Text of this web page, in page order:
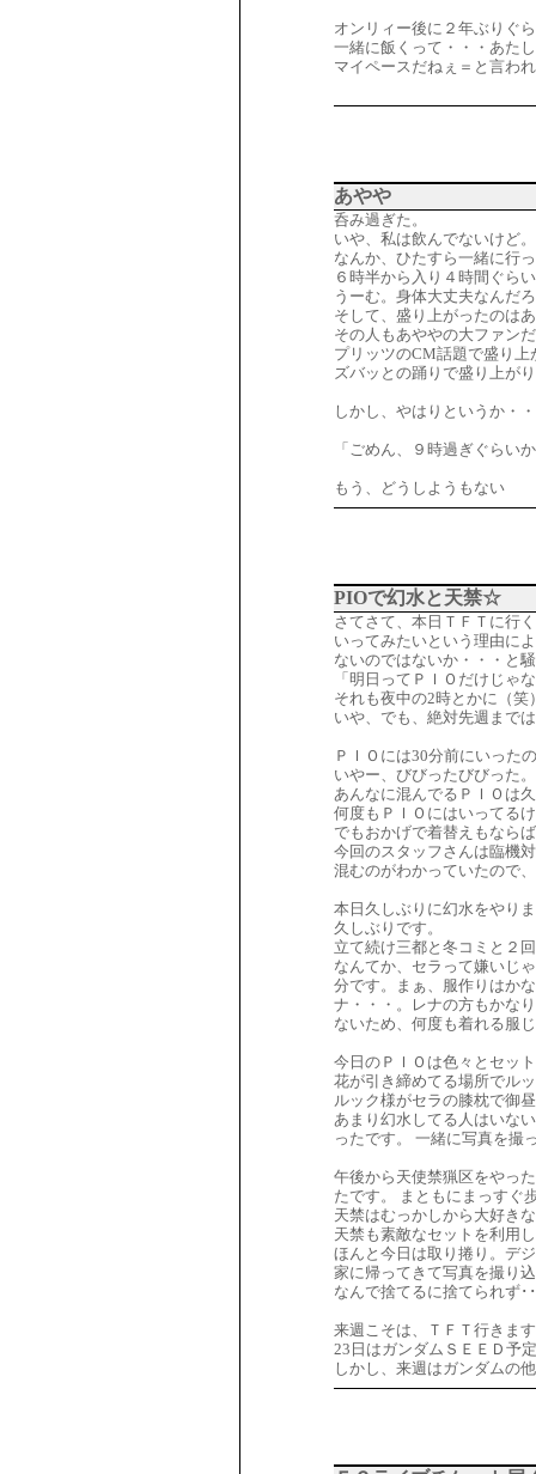
オンリィー後に２年ぶりぐ
一緒に飯くって・・・あた
マイペースだねぇ＝と言わ
あやや
呑み過ぎた。
いや、私は飲んでないけど。
なんか、ひたすら一緒に行
６時半から入り４時間ぐら
うーむ。身体大丈夫なんだ
そして、盛り上がったのは
その人もあややの大ファン
プリッツのCM話題で盛り上
ズバッとの踊りで盛り上が
しかし、やはりというか・
「ごめん、９時過ぎぐらい
もう、どうしようもない
PIOで幻水と天禁☆
さてさて、本日ＴＦＴに行
いってみたいという理由に
ないのではないか・・・と
「明日ってＰＩＯだけじゃ
それも夜中の2時とかに（笑
いや、でも、絶対先週まで
ＰＩＯには30分前にいった
いやー、びびったびびった
あんなに混んでるＰＩＯは
何度もＰＩＯにはいってる
でもおかげで着替えもなら
今回のスタッフさんは臨機
混むのがわかっていたので
本日久しぶりに幻水をやり
久しぶりです。
立て続け三都と冬コミと２
なんてか、セラって嫌いじ
分です。まぁ、服作りはか
ナ・・・。レナの方もかな
ないため、何度も着れる服
今日のＰＩＯは色々とセッ
花が引き締めてる場所でル
ルック様がセラの膝枕で御
あまり幻水してる人はいな
ったです。 一緒に写真を撮
午後から天使禁猟区をやっ
たです。 まともにまっすぐ
天禁はむっかしから大好き
天禁も素敵なセットを利用
ほんと今日は取り捲り。デ
家に帰ってきて写真を撮り
なんで捨てるに捨てられず
来週こそは、ＴＦＴ行きま
23日はガンダムＳＥＥＤ予
しかし、来週はガンダムの